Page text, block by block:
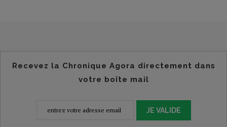
Recevez la Chronique Agora directement dans
votre boîte mail
JE VALIDE